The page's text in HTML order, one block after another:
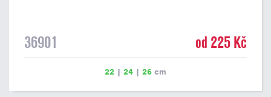
36901 od 225 Kč
22 | 24 | 26 cm